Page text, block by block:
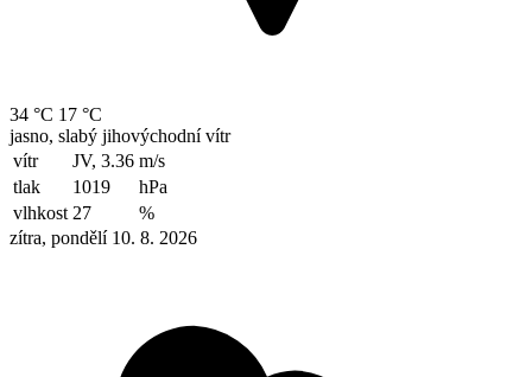
34 °C 17 °C
jasno, slabý jihovýchodní vítr
vítr
JV, 3.36 m/s
tlak
1019
hPa
vlhkost 27
%
zítra, pondělí 10. 8. 2026